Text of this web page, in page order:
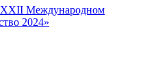
Международном
2024»